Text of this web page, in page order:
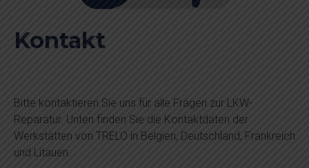
Kontakt
Bitte kontaktieren Sie uns für alle Fragen zur LKW-
Reparatur. Unten finden Sie die Kontaktdaten der
Werkstätten von TRELO in Belgien, Deutschland, Frankreich
und Litauen.